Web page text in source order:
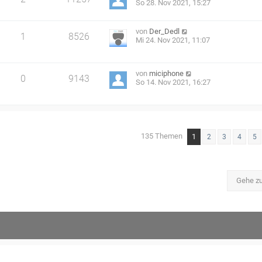
So 28. Nov 2021, 15:27
1 8526
von Der_Dedl
Mi 24. Nov 2021, 11:07
0 9143
von miciphone
So 14. Nov 2021, 16:27
135 Themen 1 2 3 4 5
Gehe